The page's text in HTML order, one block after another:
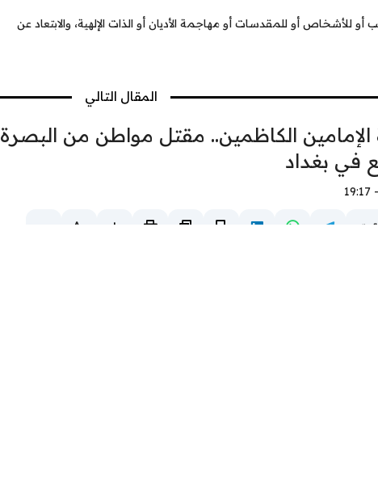
أو للأشخاص أو للمقدسات أو مهاجمة الأديان أو الذات الإلهية، والابتعاد عن
المقال التالي
الإمامين الكاظمين.. مقتل مواطن من البصرة
في بغداد
تويتر